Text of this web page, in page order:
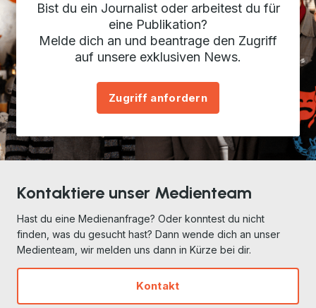
Bist du ein Journalist oder arbeitest du für
eine Publikation?
Melde dich an und beantrage den Zugriff
auf unsere exklusiven News.
Zugriff anfordern
Kontaktiere unser Medienteam
Hast du eine Medienanfrage? Oder konntest du nicht
finden, was du gesucht hast? Dann wende dich an unser
Medienteam, wir melden uns dann in Kürze bei dir.
Kontakt